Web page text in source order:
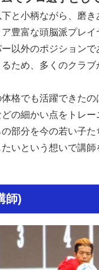
と小柄ながら、磨き
豊富な頭脳派プレイ
以外のポジションで
ため、多くのクラブ
格でも活躍できたの
の細かい点をトレー
部分を今の若い子た
いという想いで講師
師)